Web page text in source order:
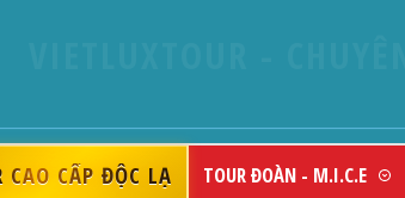
CAO CẤP ĐỘC LẠ TOUR ĐOÀN - M.I.C.E